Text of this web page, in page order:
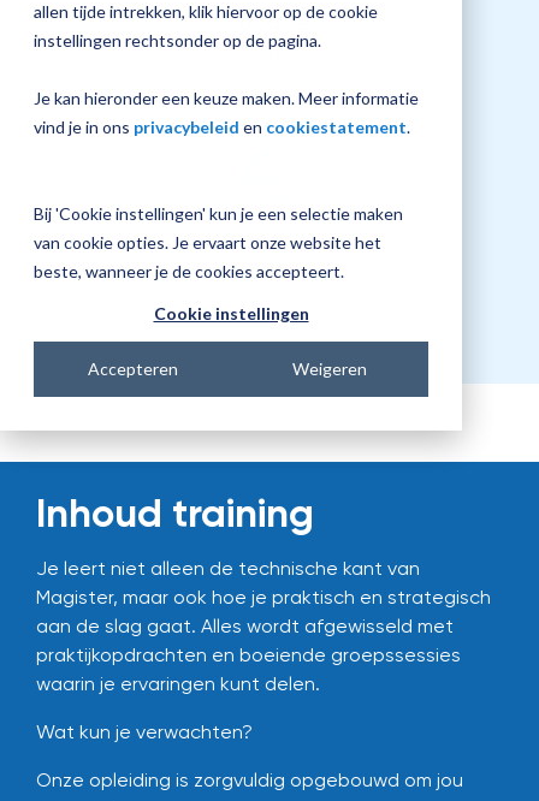
allen tijde intrekken, klik hiervoor op de cookie
instellingen rechtsonder op de pagina.
Je kan hieronder een keuze maken. Meer informatie
vind je in ons privacybeleid en cookiestatement.
Bij 'Cookie instellingen' kun je een selectie maken
van cookie opties. Je ervaart onze website het
beste, wanneer je de cookies accepteert.
Cookie instellingen
Accepteren Weigeren
Locatie
Amersfoort
Prijs
€4991,00
Inhoud training
Je leert niet alleen de technische kant van
Magister, maar ook hoe je praktisch en strategisch
aan de slag gaat. Alles wordt afgewisseld met
praktijkopdrachten en boeiende groepssessies
waarin je ervaringen kunt delen.
Wat kun je verwachten?
Onze opleiding is zorgvuldig opgebouwd om jou